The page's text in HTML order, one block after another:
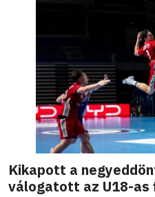
Kikapott a
válogatott az U18-as